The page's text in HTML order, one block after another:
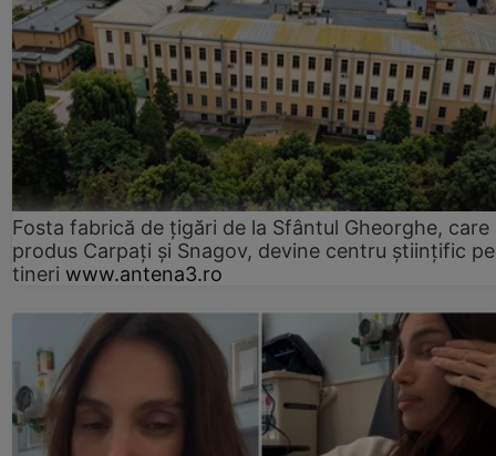
Fosta fabrică de țigări de la Sfântul Gheorghe, care
produs Carpați și Snagov, devine centru științific
tineri www.antena3.ro